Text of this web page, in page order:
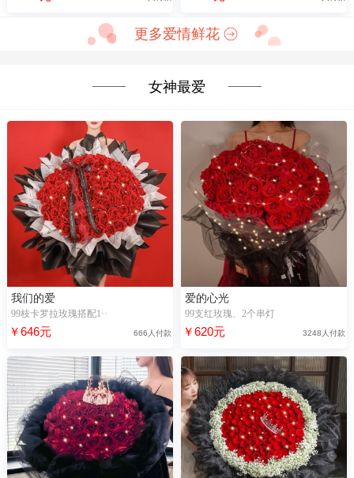
更多爱情鲜花
女神最爱
我们的爱
99枝卡罗拉玫瑰搭配1··
￥646元 666人付款
爱的心光
99支红玫瑰、2个串灯
￥620元 3248人付款